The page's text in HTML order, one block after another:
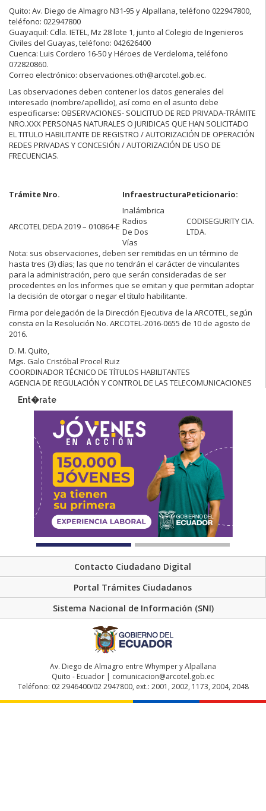
Quito: Av. Diego de Almagro N31-95 y Alpallana, teléfono 022947800,
teléfono: 022947800
Guayaquil: Cdla. IETEL, Mz 28 lote 1, junto al Colegio de Ingenieros
Civiles del Guayas, teléfono: 042626400
Cuenca: Luis Cordero 16-50 y Héroes de Verdeloma, teléfono
072820860.
Correo electrónico: observaciones.oth@arcotel.gob.ec.
Las observaciones deben contener los datos generales del
interesado (nombre/apellido), así como en el asunto debe
especificarse: OBSERVACIONES- SOLICITUD DE RED PRIVADA-TRÁMITE
NRO.XXX PERSONAS NATURALES O JURIDICAS QUE HAN SOLICITADO
EL TITULO HABILITANTE DE REGISTRO / AUTORIZACIÓN DE OPERACIÓN
REDES PRIVADAS Y CONCESIÓN / AUTORIZACIÓN DE USO DE
FRECUENCIAS.
Trámite Nro. InfraestructuraPeticionario:
ARCOTEL DEDA 2019 – 010864-E
Inalámbrica
Radios
De Dos
Vías
CODISEGURITY CIA.
LTDA.
Nota: sus observaciones, deben ser remitidas en un término de
hasta tres (3) días; las que no tendrán el carácter de vinculantes
para la administración, pero que serán consideradas de ser
procedentes en los informes que se emitan y que permitan adoptar
la decisión de otorgar o negar el título habilitante.
Firma por delegación de la Dirección Ejecutiva de la ARCOTEL, según
consta en la Resolución No. ARCOTEL-2016-0655 de 10 de agosto de
2016.
D. M. Quito,
Mgs. Galo Cristóbal Procel Ruiz
COORDINADOR TÉCNICO DE TÍTULOS HABILITANTES
AGENCIA DE REGULACIÓN Y CONTROL DE LAS TELECOMUNICACIONES
Ent�rate
Contacto Ciudadano Digital
Portal Trámites Ciudadanos
Sistema Nacional de Información (SNI)
Av. Diego de Almagro entre Whymper y Alpallana
Quito - Ecuador | comunicacion@arcotel.gob.ec
Teléfono: 02 2946400/02 2947800, ext.: 2001, 2002, 1173, 2004, 2048